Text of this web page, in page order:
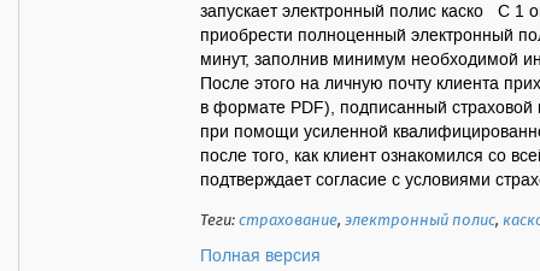
запускает электронный полис каско С 1
приобрести полноценный электронный
минут, заполнив минимум необходимой
После этого на личную почту клиента
в формате PDF), подписанный
при помощи усиленной
после того, как клиент ознакомился со
подтверждает согласие с условиями
Теги:страхование,электронный полис,
Полная версия